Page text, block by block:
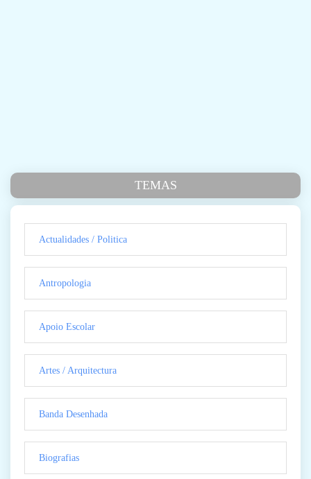
TEMAS
Actualidades / Politica
Antropologia
Apoio Escolar
Artes / Arquitectura
Banda Desenhada
Biografias